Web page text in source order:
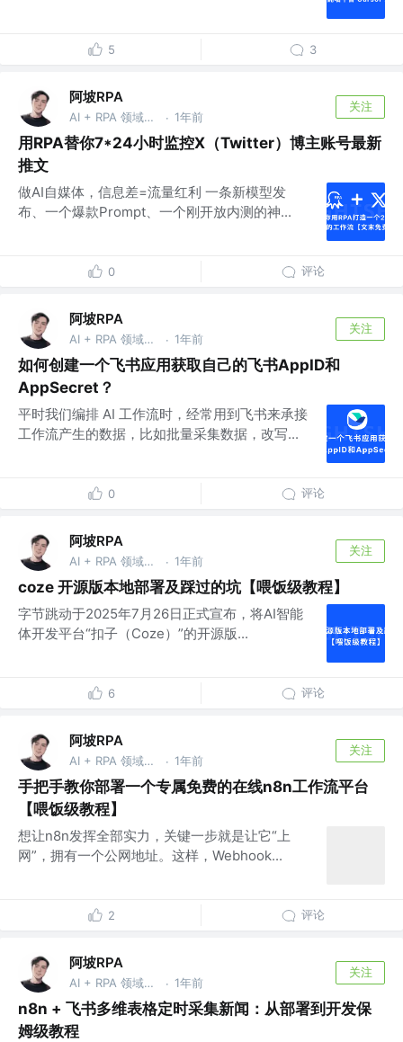
5 3
阿坡RPA
AI + RPA 领域持续深耕者，专注于分享本地知识库及 AI 自动化工作流实战干货， vx：ao-ai-coding · 1年前
关注
用RPA替你7*24小时监控X（Twitter）博主账号最新
推文
做AI自媒体，信息差=流量红利 一条新模型发
布、一个爆款Prompt、一个刚开放内测的神...
0 评论
阿坡RPA
AI + RPA 领域持续深耕者，专注于分享本地知识库及 AI 自动化工作流实战干货， vx：ao-ai-coding · 1年前
关注
如何创建一个飞书应用获取自己的飞书AppID和
AppSecret？
平时我们编排 AI 工作流时，经常用到飞书来承接
工作流产生的数据，比如批量采集数据，改写...
0 评论
阿坡RPA
AI + RPA 领域持续深耕者，专注于分享本地知识库及 AI 自动化工作流实战干货， vx：ao-ai-coding · 1年前
关注
coze 开源版本地部署及踩过的坑【喂饭级教程】
字节跳动于2025年7月26日正式宣布，将AI智能
体开发平台“扣子（Coze）”的开源版...
6 评论
阿坡RPA
AI + RPA 领域持续深耕者，专注于分享本地知识库及 AI 自动化工作流实战干货， vx：ao-ai-coding · 1年前
关注
手把手教你部署一个专属免费的在线n8n工作流平台
【喂饭级教程】
想让n8n发挥全部实力，关键一步就是让它“上
网”，拥有一个公网地址。这样，Webhook...
2 评论
阿坡RPA
AI + RPA 领域持续深耕者，专注于分享本地知识库及 AI 自动化工作流实战干货， vx：ao-ai-coding · 1年前
关注
n8n + 飞书多维表格定时采集新闻：从部署到开发保
姆级教程